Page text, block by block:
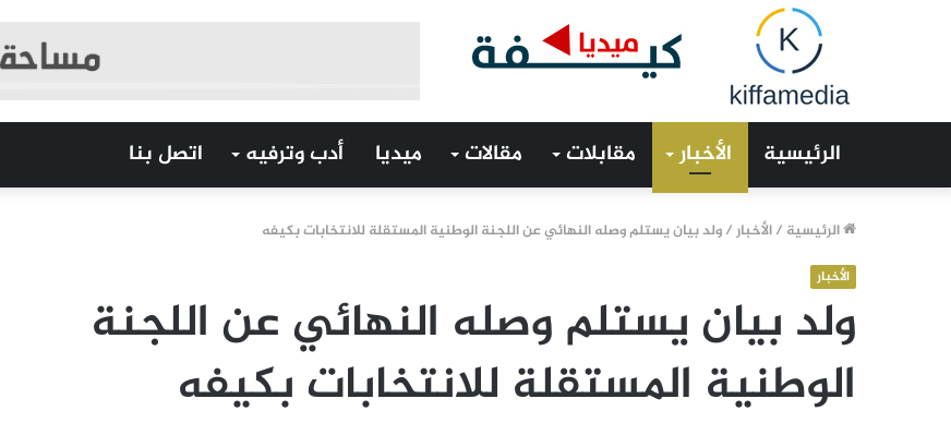
الرئيسية الأخبار مقابلات مقالات ميديا أدب وترفيه اتصل بنا
الرئيسية /الأخبار/ولد بيان يستلم وصله النهائي عن اللجنة الوطنية المستقلة للانتخابات بكيفه
الأخبار
ولد بيان يستلم وصله النهائي عن اللجنة
الوطنية المستقلة للانتخابات بكيفه